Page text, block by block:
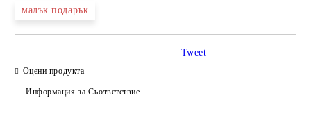
малък подарък
Оцени продукта
Информация за Съответствие
Tweet